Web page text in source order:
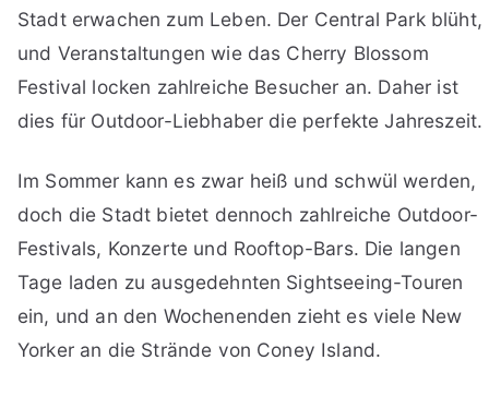
Stadt erwachen zum Leben. Der Central Park blüht,
und Veranstaltungen wie das Cherry Blossom
Festival locken zahlreiche Besucher an. Daher ist
dies für Outdoor-Liebhaber die perfekte Jahreszeit.
Im Sommer kann es zwar heiß und schwül werden,
doch die Stadt bietet dennoch zahlreiche Outdoor-
Festivals, Konzerte und Rooftop-Bars. Die langen
Tage laden zu ausgedehnten Sightseeing-Touren
ein, und an den Wochenenden zieht es viele New
Yorker an die Strände von Coney Island.